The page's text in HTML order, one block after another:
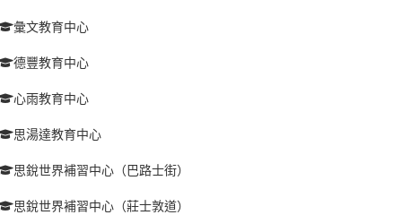
彙文教育中心
德豐教育中心
心雨教育中心
思湯達教育中心
思銳世界補習中心（巴路士街）
思銳世界補習中心（莊士敦道）